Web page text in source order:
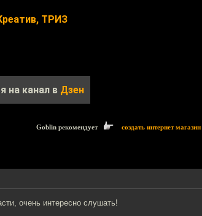
ТРИЗ
на канал в Дзен
Goblin рекомендует создать интернет магазин
очень интересно слушать!